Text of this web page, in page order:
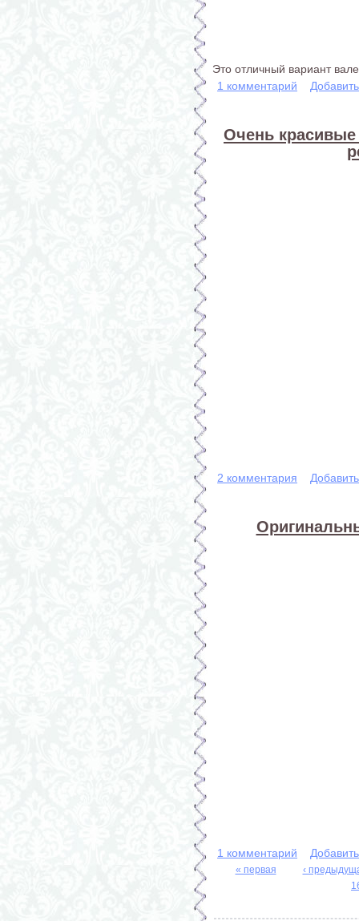
Это отличный вариант
1 комментарий
Очень красивые
2 комментария
1 комментарий
« первая
‹